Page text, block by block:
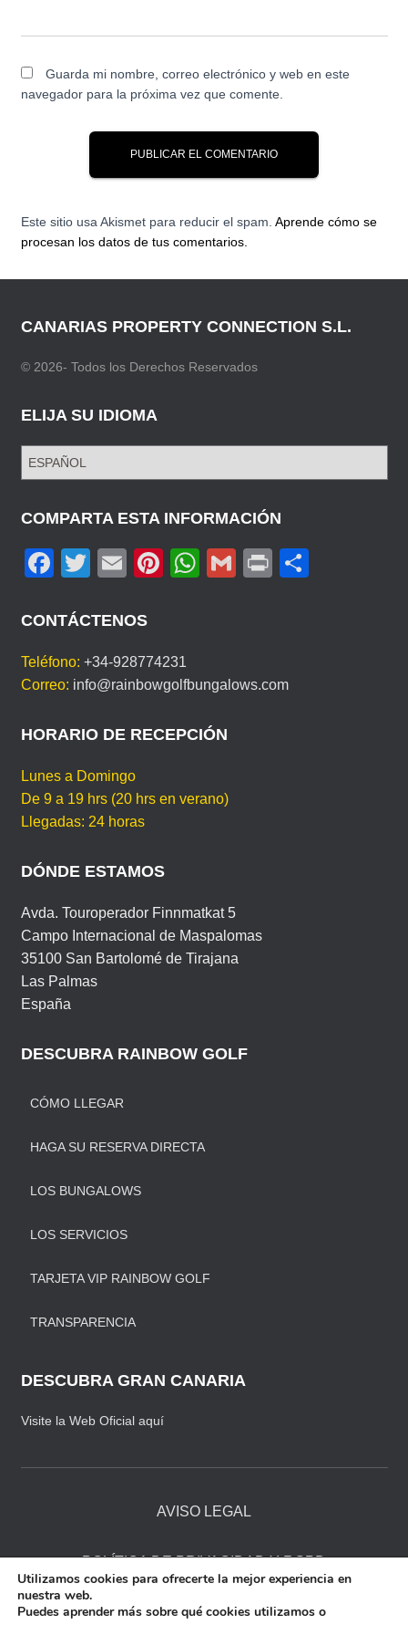
Guarda mi nombre, correo electrónico y web en este
navegador para la próxima vez que comente.
Este sitio usa Akismet para reducir el spam. Aprende cómo se
procesan los datos de tus comentarios.
CANARIAS PROPERTY CONNECTION S.L.
© 2026- Todos los Derechos Reservados
ELIJA SU IDIOMA
J
S
U
D
O
M
COMPARTA ESTA INFORMACIÓN
F
c
e
b
o
k
T
tt
er
E
ail
Pi
e
st
W
A
p
G
Pr
CONTÁCTENOS
Teléfono: +34-928774231
Correo: info@rainbowgolfbungalows.com
HORARIO DE RECEPCIÓN
Lunes a Domingo
De 9 a 19 hrs (20 hrs en verano)
Llegadas: 24 horas
DÓNDE ESTAMOS
Avda. Touroperador Finnmatkat 5
Campo Internacional de Maspalomas
35100 San Bartolomé de Tirajana
Las Palmas
España
DESCUBRA RAINBOW GOLF
CÓMO LLEGAR
HAGA SU RESERVA DIRECTA
LOS BUNGALOWS
LOS SERVICIOS
TARJETA VIP RAINBOW GOLF
TRANSPARENCIA
DESCUBRA GRAN CANARIA
Visite la Web Oficial aquí
AVISO LEGAL
POLÍTICA DE PRIVACIDAD Y RGPD
POLÍTICA DE COOKIES
Utilizamos cookies para ofrecerte la mejor experiencia en
nuestra web.
Puedes aprender más sobre qué cookies utilizamos o